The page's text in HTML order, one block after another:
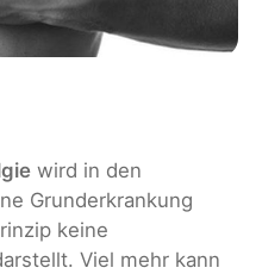
wird in den
Grunderkrankung
keine
Viel mehr kann